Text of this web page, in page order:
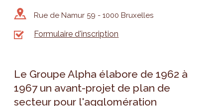
Rue de Namur 59 - 1000 Bruxelles
Formulaire d'inscription
Le Groupe Alpha élabore de 1962 à
1967 un avant-projet de plan de
secteur pour l'agglomération